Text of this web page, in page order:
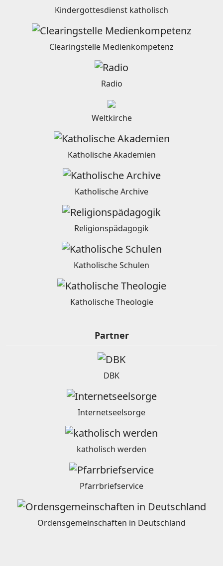
Kindergottesdienst katholisch
Clearingstelle Medienkompetenz
Radio
Weltkirche
Katholische Akademien
Katholische Archive
Religionspädagogik
Katholische Schulen
Katholische Theologie
Partner
DBK
Internetseelsorge
katholisch werden
Pfarrbriefservice
Ordensgemeinschaften in Deutschland